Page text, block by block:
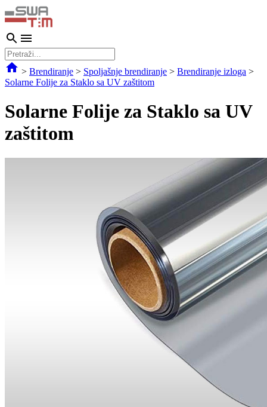
> Brendiranje > Spoljašnje brendiranje > Brendiranje izloga >
Solarne Folije za Staklo sa UV zaštitom
Solarne Folije za Staklo sa UV
zaštitom